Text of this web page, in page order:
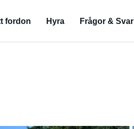
fordon Hyra Frågor & Svar